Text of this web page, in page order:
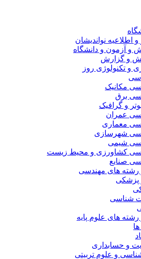
نواندیشان
و دانشگاه
گزارش
روز
گرافیک
کشاورزی و محیط زیست
های مهندسی
های علوم پایه
حسابداری
و علوم تربیتی